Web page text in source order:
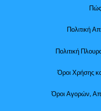
Πώς
Πολιτική
Πολιτική
Όροι Χρήσης
Όροι Αγορών,